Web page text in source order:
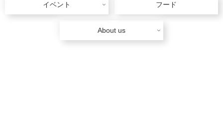
イベント フード
About us